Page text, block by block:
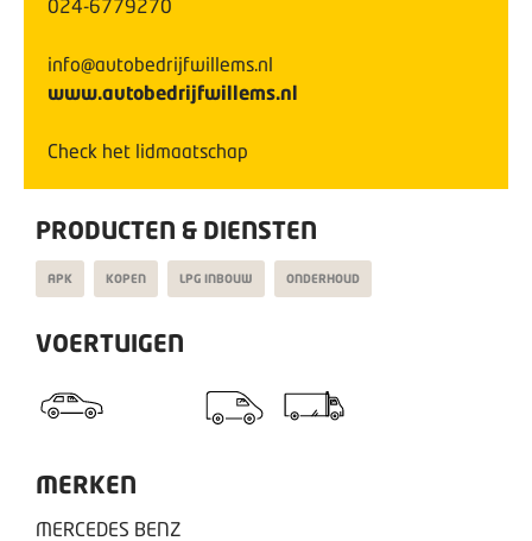
024-6779270
info@autobedrijfwillems.nl
www.autobedrijfwillems.nl
Check het lidmaatschap
PRODUCTEN & DIENSTEN
APK KOPEN LPG INBOUW ONDERHOUD
VOERTUIGEN
MERKEN
MERCEDES BENZ